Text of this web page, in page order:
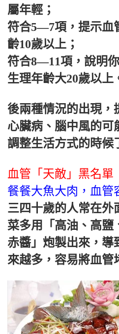
屬年輕；
符合5—7項，提示血
齡10歲以上；
符合8—11項，說明
生理年齡大20歲以上
後兩種情況的出現，
心臟病、腦中風的可
調整生活方式的時候
血管「天敵」黑名單
餐餐大魚大肉，血管
三四十歲的人常在外
菜多用「高油、高鹽
赤醬」炮製出來，導
來越多，容易將血管